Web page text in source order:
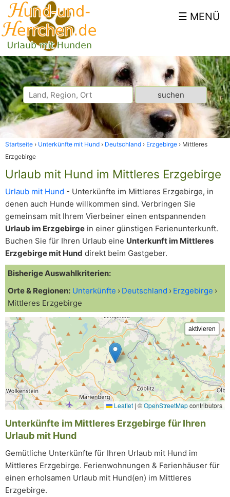
Startseite Unterkünfte mit Hund Deutschland Erzgebirge
Mittleres
Erzgebirge
Urlaub mit Hund im Mittleres Erzgebirge
Urlaub mit Hund - Unterkünfte im Mittleres Erzgebirge, in
denen auch Hunde willkommen sind. Verbringen Sie
gemeinsam mit Ihrem Vierbeiner einen entspannenden
Urlaub im Erzgebirge in einer günstigen Ferienunterkunft.
Buchen Sie für Ihren Urlaub eine Unterkunft im Mittleres
Erzgebirge mit Hund direkt beim Gastgeber.
Bisherige Auswahlkriterien:
Orte & Regionen: Unterkünfte Deutschland
Erzgebirge
Mittleres Erzgebirge
Leaflet | ©OpenStreetMapcontributors
Unterkünfte im Mittleres Erzgebirge für Ihren
Urlaub mit Hund
Gemütliche Unterkünfte für Ihren Urlaub mit Hund im
Mittleres Erzgebirge. Ferienwohnungen & Ferienhäuser für
einen erholsamen Urlaub mit Hund(en) im Mittleres
Erzgebirge.